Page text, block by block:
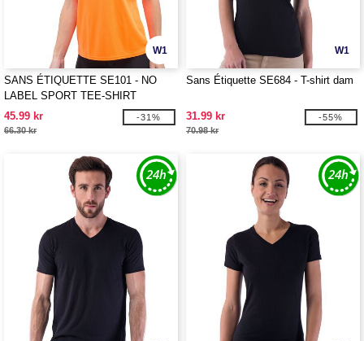
W1
SANS ÉTIQUETTE SE101 - NO
LABEL SPORT TEE-SHIRT
WOMEN
45.99 kr
66.30 kr
-31%
W1
Sans Étiquette SE684 - T-shirt dam
31.99 kr
70.98 kr
-55%